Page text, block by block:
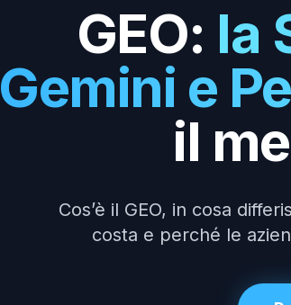
GEO: la
Gemini e
il
Cos’è il GEO, in cosa
costa e perché le